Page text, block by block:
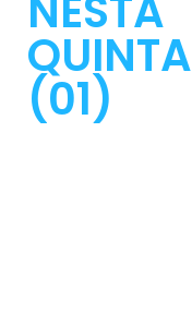
QUINTA
(01)